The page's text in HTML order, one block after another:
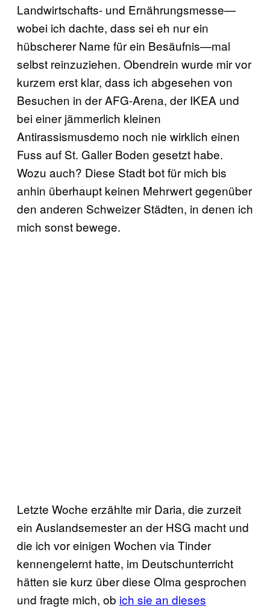
Landwirtschafts- und Ernährungsmesse—
wobei ich dachte, dass sei eh nur ein
hübscherer Name für ein Besäufnis—mal
selbst reinzuziehen. Obendrein wurde mir vor
kurzem erst klar, dass ich abgesehen von
Besuchen in der AFG-Arena, der IKEA und
bei einer jämmerlich kleinen
Antirassismusdemo noch nie wirklich einen
Fuss auf St. Galler Boden gesetzt habe.
Wozu auch? Diese Stadt bot für mich bis
anhin überhaupt keinen Mehrwert gegenüber
den anderen Schweizer Städten, in denen ich
mich sonst bewege.
Letzte Woche erzählte mir Daria, die zurzeit
ein Auslandsemester an der HSG macht und
die ich vor einigen Wochen via Tinder
kennengelernt hatte, im Deutschunterricht
hätten sie kurz über diese Olma gesprochen
und fragte mich, ob ich sie an dieses